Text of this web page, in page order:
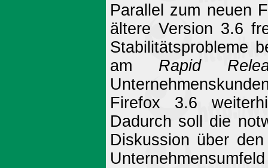
Parallel zum neuen
ältere Version 3.6
Stabilitätsprobleme
am Rapid
Firefox 3.6
Dadurch soll die
Diskussion über